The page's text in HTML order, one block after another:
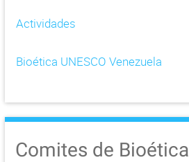
Actividades
Bioética UNESCO Venezuela
Comites de Bioética